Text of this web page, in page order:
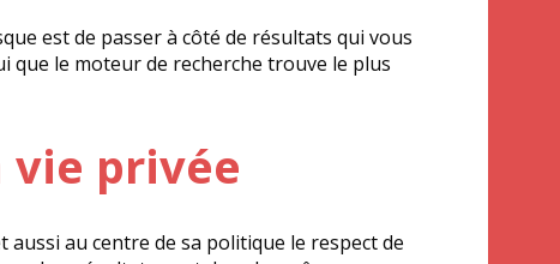
est de passer à côté de résultats qui vous
que le moteur de recherche trouve le plus
vie privée
aussi au centre de sa politique le respect de